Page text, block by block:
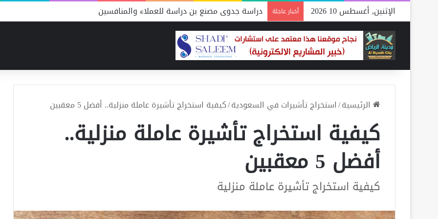
الإثنين, أغسطس 10 2026 أخبار عاجلة دراسة جدوى مصنع بن دراسة للعملاء والمنافسين
الرئيسية/استخراج تأشيرات في السعودية/كيفية استخراج تأشيرة عاملة منزلية.. أفضل 5 معقبين
كيفية استخراج تأشيرة عاملة منزلية..
أفضل 5 معقبين
كيفية استخراج تأشيرة عاملة منزلية